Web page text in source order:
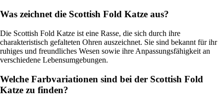
Was zeichnet die Scottish Fold Katze aus?
Die Scottish Fold Katze ist eine Rasse, die sich durch ihre
charakteristisch gefalteten Ohren auszeichnet. Sie sind bekannt für ihr
ruhiges und freundliches Wesen sowie ihre Anpassungsfähigkeit an
verschiedene Lebensumgebungen.
Welche Farbvariationen sind bei der Scottish Fold
Katze zu finden?